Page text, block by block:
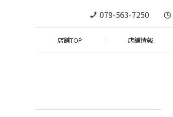
079-563-7250
店舗TOP 店舗情報